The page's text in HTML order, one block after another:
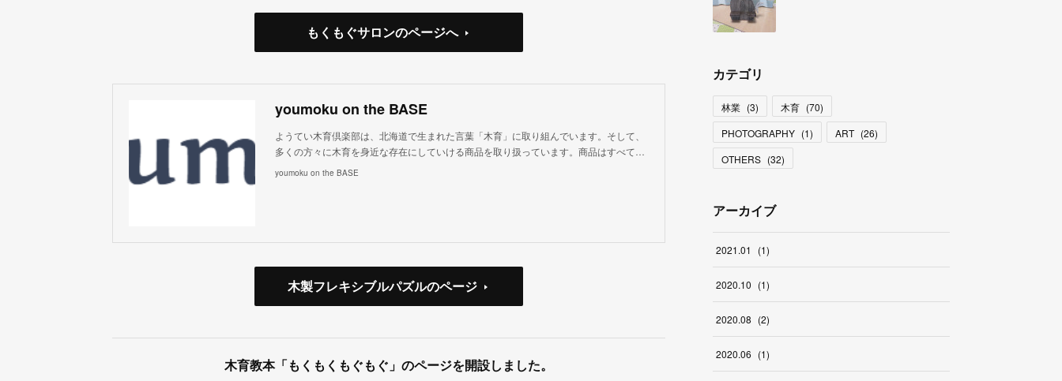
もくもぐサロンのページへ
youmoku on the BASE
ようてい木育倶楽部は、北海道で生まれた言葉「木育」に取り組んでいます。そして、
多くの方々に木育を身近な存在にしていける商品を取り扱っています。商品はすべて…
youmoku on the BASE
木製フレキシブルパズルのページ
木育教本「もくもくもぐもぐ」のページを開設しました。
カテゴリ
林業 (3) 木育 (70)
PHOTOGRAPHY (1) ART (26)
OTHERS (32)
アーカイブ
2021.01 (1)
2020.10 (1)
2020.08 (2)
2020.06 (1)